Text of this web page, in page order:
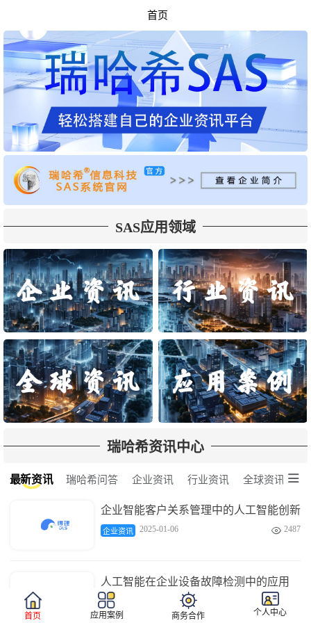
首页
SAS应用领域
瑞哈希资讯中心
最新资讯 瑞哈希问答 企业资讯 行业资讯 全球资讯 
企业智能客户关系管理中的人工智能创新
企业资讯 2025-01-06  2487
人工智能在企业设备故障检测中的应用
企业资讯 
首页
应用案例 商务合作 个人中心